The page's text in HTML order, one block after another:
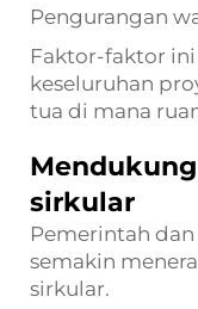
Pengurangan
Faktor-faktor
keseluruhan
tua di mana
sirkular
Pemerintah
semakin
sirkular.